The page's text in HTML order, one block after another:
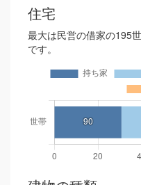
住宅
最大は民営の借家の195
です。